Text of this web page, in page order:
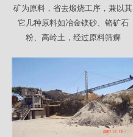
矿为原料，省去煅烧工序，兼以其
它几种原料如冶金镁砂、铬矿石
粉、高岭土，经过原料筛癣